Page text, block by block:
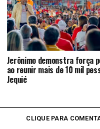
Jerônimo demonstra força
ao reunir mais de 10 mil
Jequié
CLIQUE PARA